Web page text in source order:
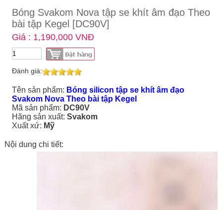
Bóng Svakom Nova tập se khít âm đạo Theo
bài tập Kegel [DC90V]
Giá : 1,190,000 VNĐ
Đánh giá:
Tên sản phẩm: Bóng silicon tập se khít âm đạo
Svakom Nova Theo bài tập Kegel
Mã sản phẩm: DC90V
Hãng sản xuất: Svakom
Xuất xứ: Mỹ
Nội dung chi tiết: